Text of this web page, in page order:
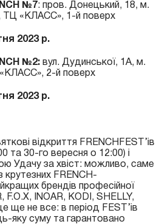
№7: пров. Донецький, 18, м.
ТЦ «КЛАСС», 1-й поверх
2023 р.
№2: вул. Дудинської, 1А, м.
2-й поверх
2023 р.
відкриття FRENCHFEST’ів
та 30-го вересня о 12:00) і
Удачу за хвіст: можливо, саме
крутезних FRENCH-
брендів професійної
F.O.X, INOAR, KODI, SHELLY,
ще не все: в період FEST’ів
яку суму та гарантовано